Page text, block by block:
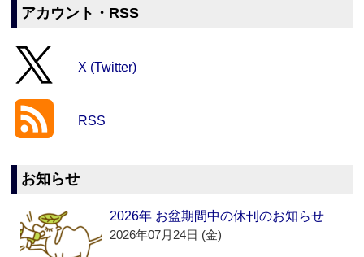
アカウント・RSS
X (Twitter)
RSS
お知らせ
2026年 お盆期間中の休刊のお知らせ
2026年07月24日 (金)